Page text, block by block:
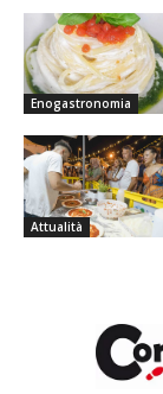
Enogastronomia
Attualità